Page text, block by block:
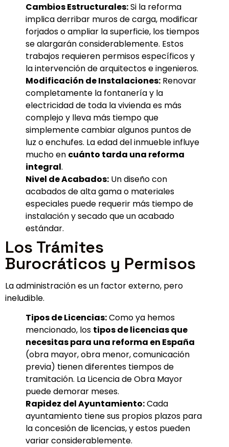
Cambios Estructurales:Si la reforma
implica derribar muros de carga, modificar
forjados o ampliar la superficie, los tiempos
se alargarán considerablemente. Estos
trabajos requieren permisos específicos y
la intervención de arquitectos e ingenieros.
Modificación de Instalaciones: Renovar
completamente la fontanería y la
electricidad de toda la vivienda es más
complejo y lleva más tiempo que
simplemente cambiar algunos puntos de
luz o enchufes. La edad del inmueble influye
mucho en cuánto tarda una reforma
integral.
Nivel de Acabados: Un diseño con
acabados de alta gama o materiales
especiales puede requerir más tiempo de
instalación y secado que un acabado
estándar.
Los Trámites
Burocráticos y Permisos
La administración es un factor externo, pero
ineludible.
Tipos de Licencias:Como ya hemos
mencionado, los tipos de licencias que
necesitas para una reforma en España
(obra mayor, obra menor, comunicación
previa) tienen diferentes tiempos de
tramitación. La Licencia de Obra Mayor
puede demorar meses.
Rapidez del Ayuntamiento:Cada
ayuntamiento tiene sus propios plazos para
la concesión de licencias, y estos pueden
variar considerablemente.